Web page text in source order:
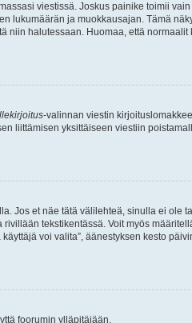
viestissä. Joskus painike toimii
lukumäärän ja muokkausajan. Tämä
niin halutessaan. Huomaa, että normaalit
-valinnan viestin
liittämisen yksittäiseen viestiin
Jos et näe tätä välilehteä, sinulla ei ole
tekstikentässä. Voit myös
voi valita”, äänestyksen kesto
foorumin ylläpitäjään.